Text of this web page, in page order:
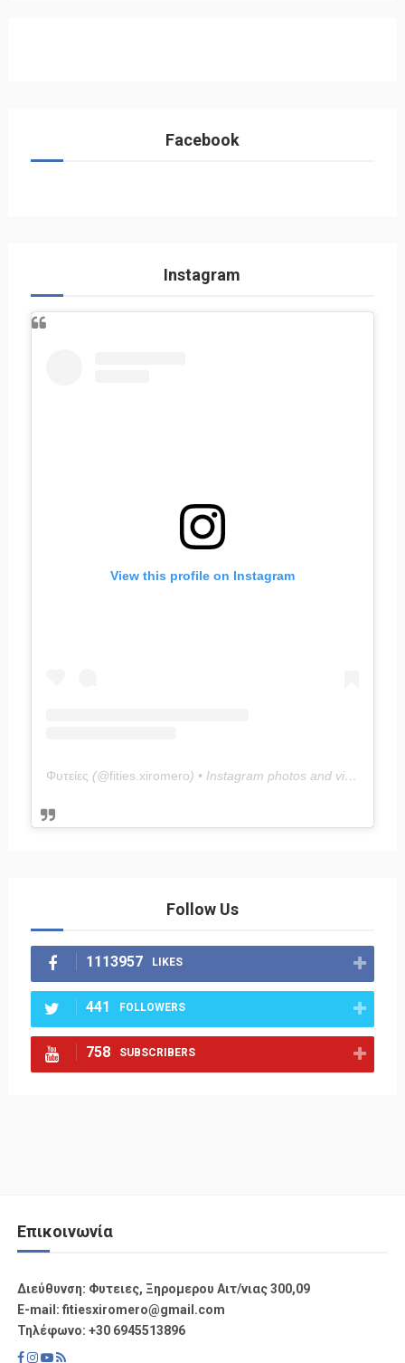
Facebook
Instagram
View this profile on Instagram
Φυτείες (@fities.xiromero) • Instagram photos and videos
Follow Us
1113957 LIKES
441 FOLLOWERS
758 SUBSCRIBERS
Επικοινωνία
Διεύθυνση: Φυτειες, Ξηρομερου Αιτ/νιας 300,09
Ε-mail: fitiesxiromero@gmail.com
Τηλέφωνο: +30 6945513896